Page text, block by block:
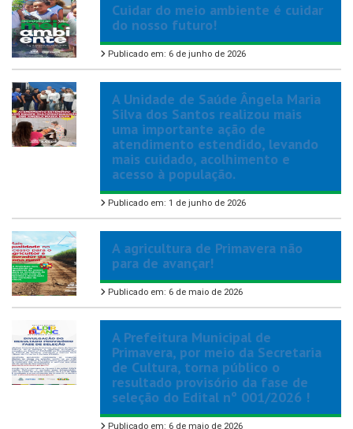
Cuidar do meio ambiente é cuidar
do nosso futuro!
Publicado em: 6 de junho de 2026
A Unidade de Saúde Ângela Maria
Silva dos Santos realizou mais
uma importante ação de
atendimento estendido, levando
mais cuidado, acolhimento e
acesso à população.
Publicado em: 1 de junho de 2026
A agricultura de Primavera não
para de avançar!
Publicado em: 6 de maio de 2026
A Prefeitura Municipal de
Primavera, por meio da Secretaria
de Cultura, torna público o
resultado provisório da fase de
seleção do Edital nº 001/2026 !
Publicado em: 6 de maio de 2026